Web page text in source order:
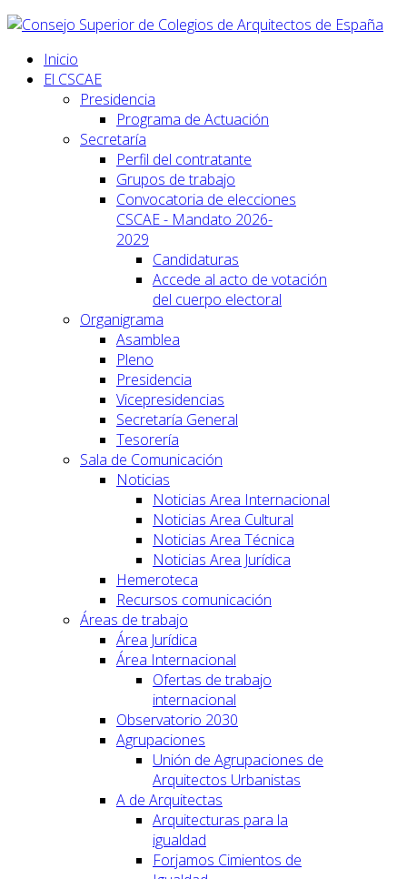
Inicio
El CSCAE
Presidencia
Programa de Actuación
Secretaría
Perfil del contratante
Grupos de trabajo
Convocatoria de elecciones
CSCAE - Mandato 2026-
2029
Candidaturas
Accede al acto de votación
del cuerpo electoral
Organigrama
Asamblea
Pleno
Presidencia
Vicepresidencias
Secretaría General
Tesorería
Sala de Comunicación
Noticias
Noticias Area Internacional
Noticias Area Cultural
Noticias Area Técnica
Noticias Area Jurídica
Hemeroteca
Recursos comunicación
Áreas de trabajo
Área Jurídica
Área Internacional
Ofertas de trabajo
internacional
Observatorio 2030
Agrupaciones
Unión de Agrupaciones de
Arquitectos Urbanistas
A de Arquitectas
Arquitecturas para la
igualdad
Forjamos Cimientos de